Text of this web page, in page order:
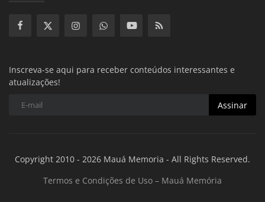
Inscreva-se aqui para receber conteúdos interessantes e
atualizações!
Assinar
Copyright 2010 - 2026 Mauá Memoria - All Rights Reserved.
Termos e Condições de Uso – Mauá Memória